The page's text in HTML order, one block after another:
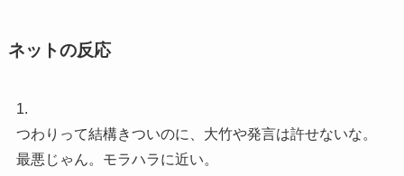
ネットの反応
1.
つわりって結構きついのに、大竹や発言は許せないな。
最悪じゃん。モラハラに近い。